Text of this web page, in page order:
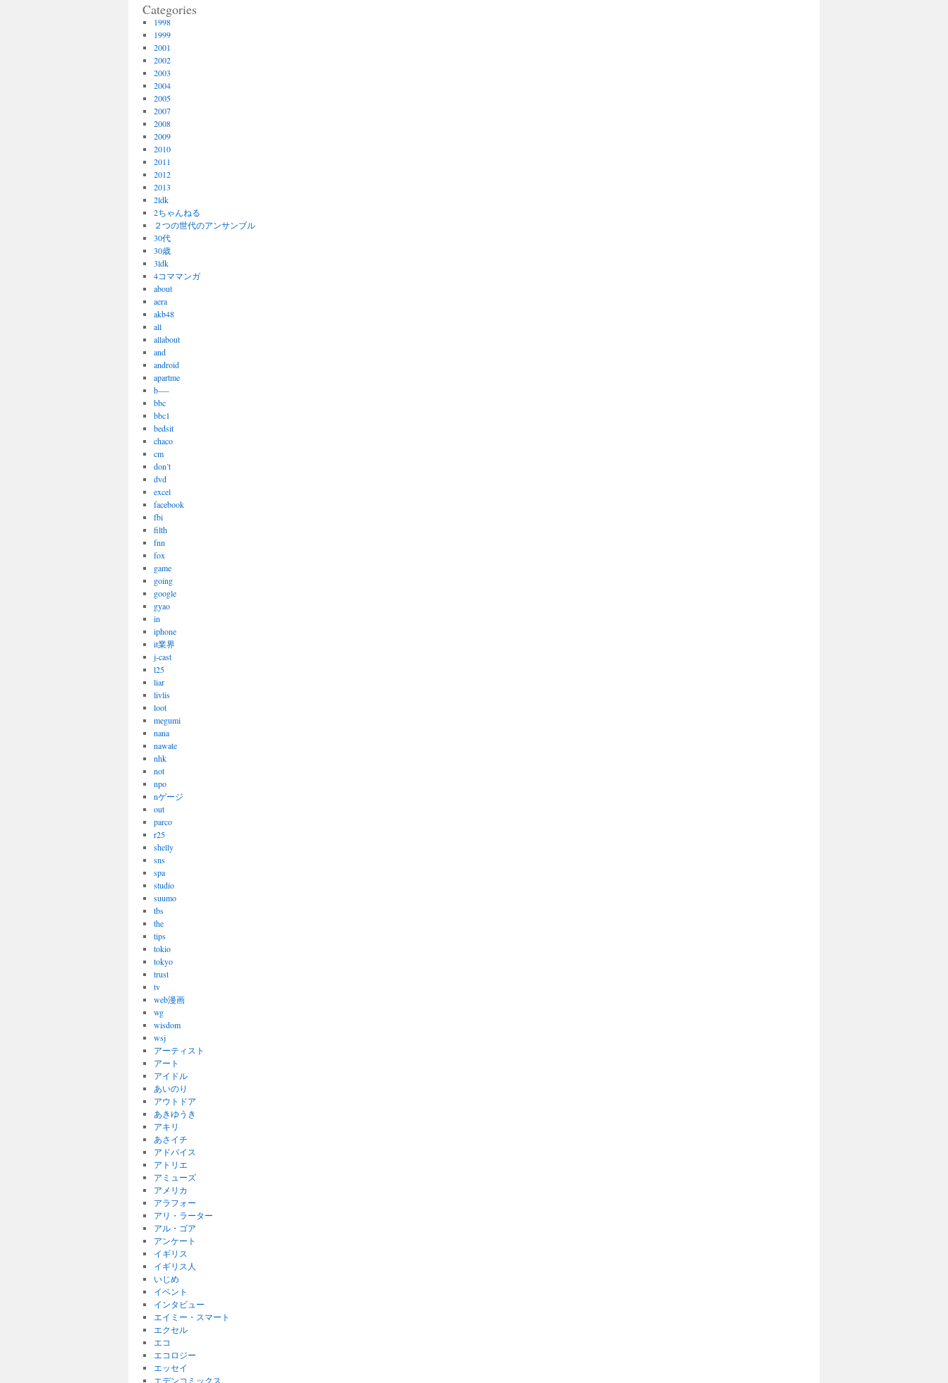
Categories
1998
1999
2001
2002
2003
2004
2005
2007
2008
2009
2010
2011
2012
2013
2ldk
2ちゃんねる
２つの世代のアンサンブル
30代
30歳
3ldk
4コママンガ
about
aera
akb48
all
allabout
and
android
apartme
b—-
bbc
bbc1
bedsit
chaco
cm
don’t
dvd
excel
facebook
fbi
filth
fnn
fox
game
going
google
gyao
in
iphone
it業界
j-cast
l25
liar
livlis
loot
megumi
nana
nawate
nhk
not
npo
nゲージ
out
parco
r25
shelly
sns
spa
studio
suumo
tbs
the
tips
tokio
tokyo
trust
tv
web漫画
wg
wisdom
wsj
アーティスト
アート
アイドル
あいのり
アウトドア
あきゆうき
アキリ
あさイチ
アドバイス
アトリエ
アミューズ
アメリカ
アラフォー
アリ・ラーター
アル・ゴア
アンケート
イギリス
イギリス人
いじめ
イベント
インタビュー
エイミー・スマート
エクセル
エコ
エコロジー
エッセイ
エデンコミックス